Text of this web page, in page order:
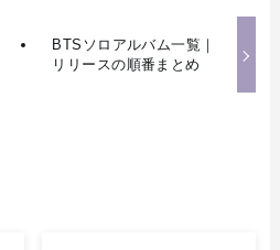
BTSソロアルバム一覧｜
リリースの順番まとめ